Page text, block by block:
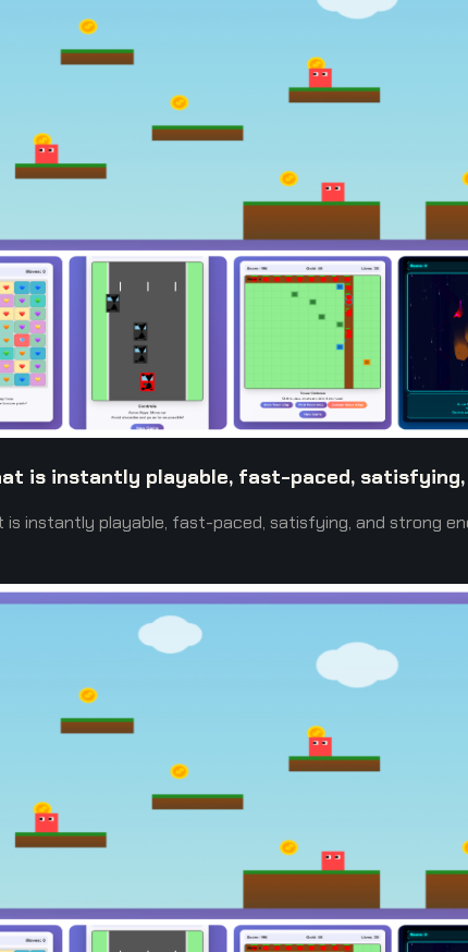
is instantly playable, fast-paced,
instantly playable, fast-paced, satisfying, and strong